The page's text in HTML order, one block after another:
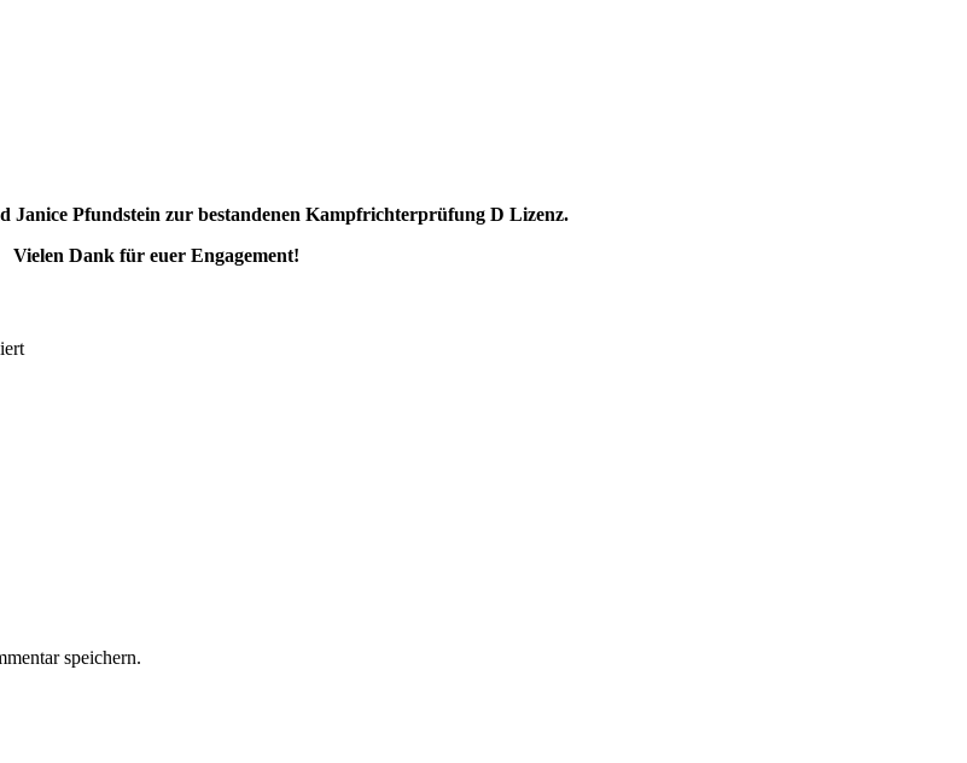
Janice Pfundstein zur bestandenen Kampfrichterprüfung D Lizenz.
Vielen Dank für euer Engagement!
speichern.